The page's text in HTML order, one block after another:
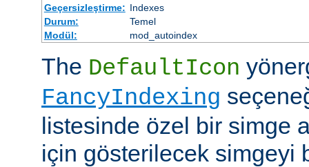
Geçersizleştirme: Indexes
Durum:
Temel
Modül:
mod_autoindex
The DefaultIcon
FancyIndexing
listesinde özel bir simge
için gösterilecek simgeyi